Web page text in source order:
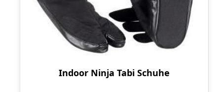
Indoor Ninja Tabi Schuhe